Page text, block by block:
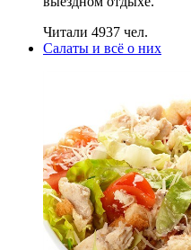
Читали 4937 чел.
Салаты и всё о них